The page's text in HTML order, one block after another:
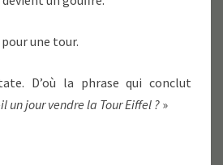
une tour.
D’où la phrase qui conclut
un jour vendre la Tour Eiffel ? »